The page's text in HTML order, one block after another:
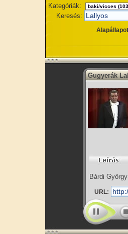
Kategóriák:
Keresés:
Alapállapot
Gugyerák
Bárdi
URL: